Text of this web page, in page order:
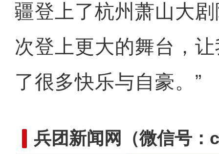
疆登上了杭州萧山大
次登上更大的舞台，
了很多快乐与自豪。”
兵团新闻网 （微信号